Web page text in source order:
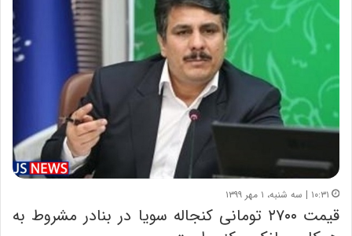
۱۰:۳۱ | سه شنبه، ۱ مهر ۱۳۹۹
قیمت ۲۷۰۰ تومانی کنجاله سویا در بنادر مشروط به